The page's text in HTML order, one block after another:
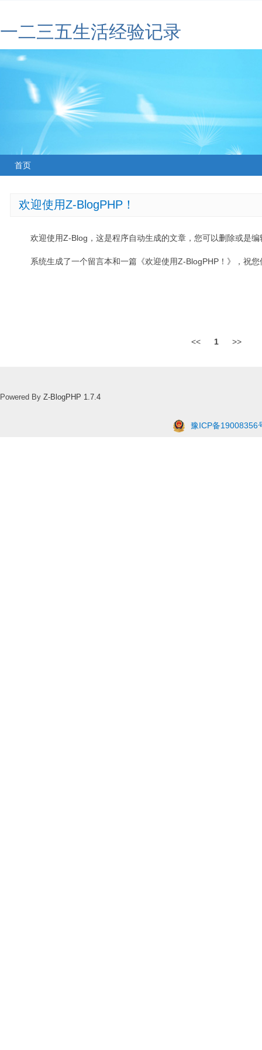
一二三五生活经验记录
首页
欢迎使用Z-BlogPHP！
欢迎使用Z-Blog，这是程序自动生成的文章，您可以删除或是编
系统生成了一个留言本和一篇《欢迎使用Z-BlogPHP！》，祝
<< 1 >>
Powered By Z-BlogPHP 1.7.4
豫ICP备19008356